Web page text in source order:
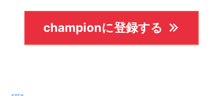
championに登録する